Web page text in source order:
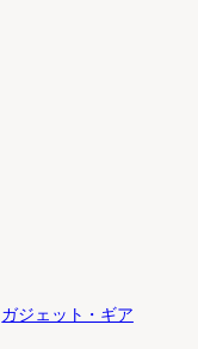
ガジェット・ギア